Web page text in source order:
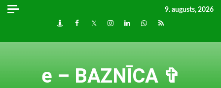
Skip
9. augusts, 2026
DraugiemFacebook
TwitterInstagram
LinkedInwhatsapp
RSS
e – BAZNĪCA ✞